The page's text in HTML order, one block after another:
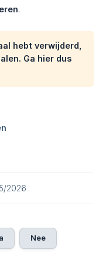
.
hebt verwijderd,
Ga hier dus
2026
Nee